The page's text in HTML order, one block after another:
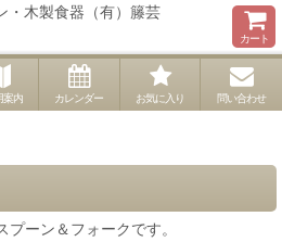
・木製食器（有）籐芸
カート
案内 カレンダー お気に入り 問い合わせ
ーン＆フォークです。